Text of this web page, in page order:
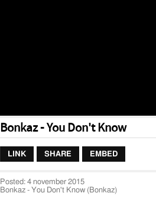
Bonkaz - You Don't Know
LINK SHARE EMBED
Posted: 4 november 2015
Bonkaz - You Don't Know (Bonkaz)